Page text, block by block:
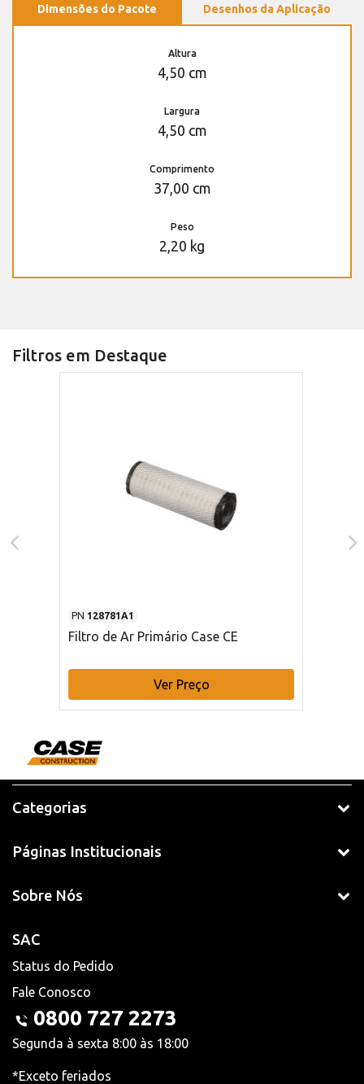
Dimensões do Pacote Desenhos da Aplicação
Altura
4,50 cm
Largura
4,50 cm
Comprimento
37,00 cm
Peso
2,20 kg
Filtros em Destaque
PN 128781A1
Filtro de Ar Primário Case CE
Ver Preço
Categorias
Páginas Institucionais
Sobre Nós
SAC
Status do Pedido
Fale Conosco
0800 727 2273
Segunda à sexta 8:00 às 18:00
*Exceto feriados